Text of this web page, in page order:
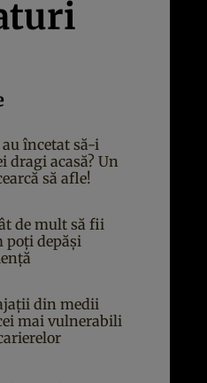
au încetat să-i
dragi acasă? Un
să afle!
de mult să fii
poți depăși
din medii
mai vulnerabili